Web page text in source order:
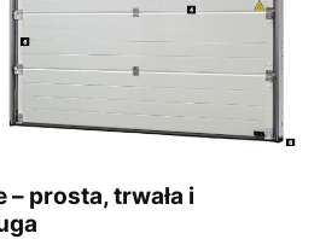
prosta, trwała i